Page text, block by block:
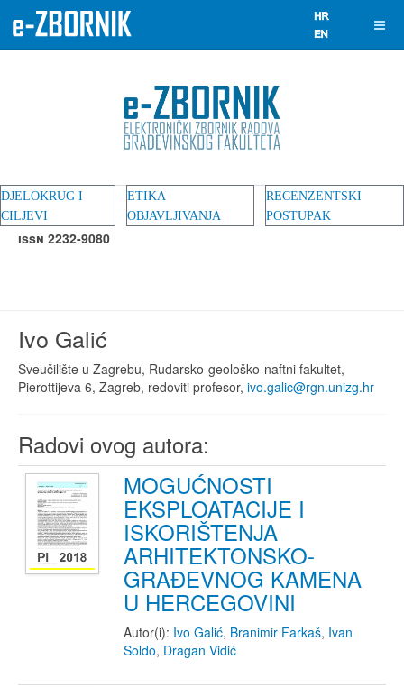
DJELOKRUG I
CILJEVI
ETIKA
OBJAVLJIVANJA
RECENZENTSKI
POSTUPAK
ISSN 2232-9080
Ivo Galić
Sveučilište u Zagrebu, Rudarsko-geološko-naftni fakultet,
Pierottijeva 6, Zagreb, redoviti profesor, ivo.galic@rgn.unizg.hr
Radovi ovog autora:
MOGUĆNOSTI
EKSPLOATACIJE I
ISKORIŠTENJA
ARHITEKTONSKO-
GRAĐEVNOG KAMENA
U HERCEGOVINI
Autor(i): Ivo Galić, Branimir Farkaš, Ivan
Soldo, Dragan Vidić